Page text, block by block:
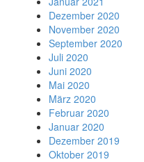
Dezember 2020
November 2020
September 2020
Juli 2020
Juni 2020
Mai 2020
März 2020
Februar 2020
Januar 2020
Dezember 2019
Oktober 2019